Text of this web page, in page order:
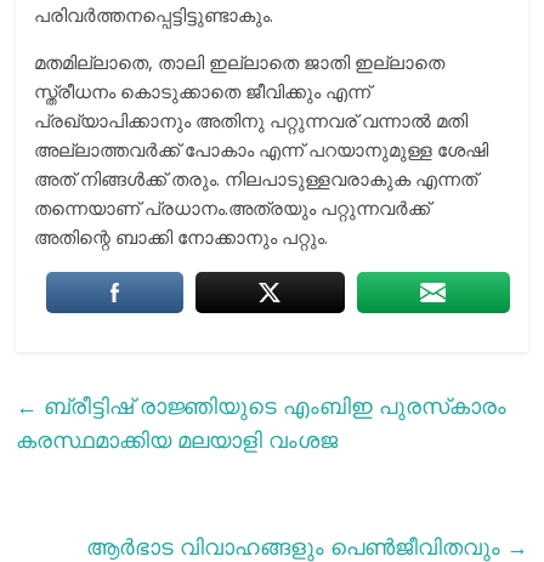
പരിവർത്തനപ്പെട്ടിട്ടുണ്ടാകും.
മതമില്ലാതെ, താലി ഇല്ലാതെ ജാതി ഇല്ലാതെ
സ്ത്രീധനം കൊടുക്കാതെ ജീവിക്കും എന്ന്
പ്രഖ്യാപിക്കാനും അതിനു പറ്റുന്നവര് വന്നാൽ മതി
അല്ലാത്തവർക്ക് പോകാം എന്ന് പറയാനുമുള്ള ശേഷി
അത് നിങ്ങൾക്ക് തരും. നിലപാടുള്ളവരാകുക എന്നത്
തന്നെയാണ് പ്രധാനം.അത്രയും പറ്റുന്നവർക്ക്
അതിന്റെ ബാക്കി നോക്കാനും പറ്റും.
← ബ്രീട്ടിഷ് രാജ്ഞിയുടെ എംബിഇ പുരസ്‌കാരം
കരസ്ഥമാക്കിയ മലയാളി വംശജ
ആർഭാട വിവാഹങ്ങളും പെൺജീവിതവും →